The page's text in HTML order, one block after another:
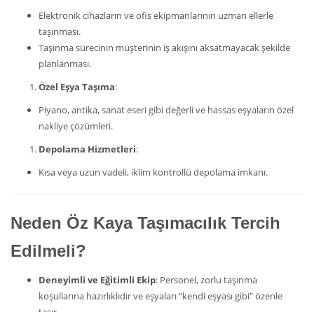
Elektronik cihazların ve ofis ekipmanlarının uzman ellerle
taşınması.
Taşınma sürecinin müşterinin iş akışını aksatmayacak şekilde
planlanması.
Özel Eşya Taşıma:
Piyano, antika, sanat eseri gibi değerli ve hassas eşyaların özel
nakliye çözümleri.
Depolama Hizmetleri:
Kısa veya uzun vadeli, iklim kontrollü depolama imkanı.
Neden Öz Kaya Taşımacılık Tercih
Edilmeli?
Deneyimli ve Eğitimli Ekip: Personel, zorlu taşınma
koşullarına hazırlıklıdır ve eşyaları “kendi eşyası gibi” özenle